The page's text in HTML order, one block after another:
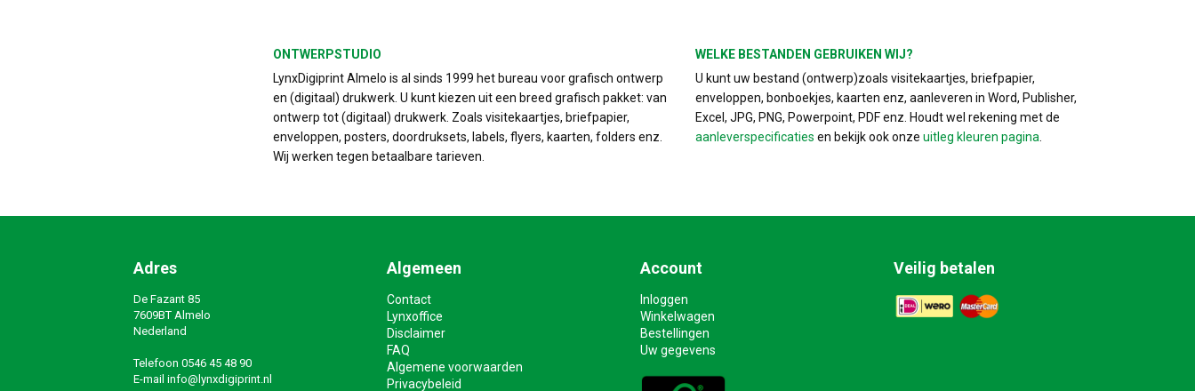
ONTWERPSTUDIO
LynxDigiprint Almelo is al sinds 1999 het bureau voor grafisch ontwerp
en (digitaal) drukwerk. U kunt kiezen uit een breed grafisch pakket: van
ontwerp tot (digitaal) drukwerk. Zoals visitekaartjes, briefpapier,
enveloppen, posters, doordruksets, labels, flyers, kaarten, folders enz.
Wij werken tegen betaalbare tarieven.
WELKE BESTANDEN GEBRUIKEN WIJ?
U kunt uw bestand (ontwerp)zoals visitekaartjes, briefpapier,
enveloppen, bonboekjes, kaarten enz, aanleveren in Word, Publisher,
Excel, JPG, PNG, Powerpoint, PDF enz. Houdt wel rekening met de
aanleverspecificaties en bekijk ook onze uitleg kleuren pagina
Adres
De Fazant 85
7609BT Almelo
Nederland
Telefoon 0546 45 48 90
E-mail info@lynxdigiprint.nl
Algemeen
Contact
Lynxoffice
Disclaimer
FAQ
Algemene voorwaarden
Privacybeleid
Account
Inloggen
Winkelwagen
Bestellingen
Uw gegevens
Veilig betalen